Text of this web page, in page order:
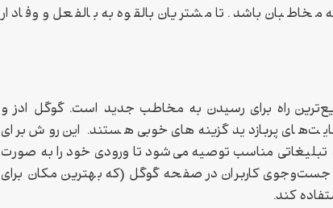
باشد. تا مشتریان بالقوه به بالفعل و وفادار
راه برای رسیدن به مخاطب جدید است. گوگل ادز و
پربازدید گزینه‌های خوبی هستند. این روش برای
تبلیغاتی مناسب توصیه می‌شود تا ورودی خود را به صورت
جست‌و‌جوی کاربران در صفحه گوگل (که بهترین مکان برای
کند.